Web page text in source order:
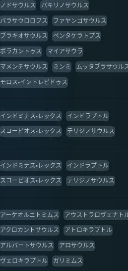
ノドサウルス
パキリノサウルス
パラサウロロフス
ファヤンゴサウルス
ブラキオサウルス
ペンタケラトプス
ポラカントゥス
マイアサウラ
マメンチサウルス
ミンミ
ムッタブラサウル
モロス・イントレピドゥス
インドミナス・レックス
インドラプトル
スコーピオス・レックス
テリジノサウルス
インドミナス・レックス
インドラプトル
スコーピオス・レックス
テリジノサウルス
アーケオルニトミムス
アウストラロヴェナト
アクロカントサウルス
アトロキラプトル
アルバートサウルス
アロサウルス
ヴェロキラプトル
ガリミムス